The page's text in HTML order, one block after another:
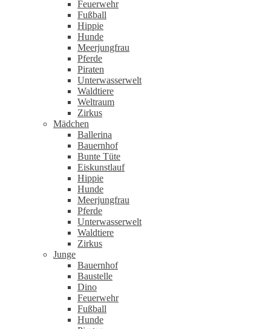
Feuerwehr
Fußball
Hippie
Hunde
Meerjungfrau
Pferde
Piraten
Unterwasserwelt
Waldtiere
Weltraum
Zirkus
Mädchen
Ballerina
Bauernhof
Bunte Tüte
Eiskunstlauf
Hippie
Hunde
Meerjungfrau
Pferde
Unterwasserwelt
Waldtiere
Zirkus
Junge
Bauernhof
Baustelle
Dino
Feuerwehr
Fußball
Hunde